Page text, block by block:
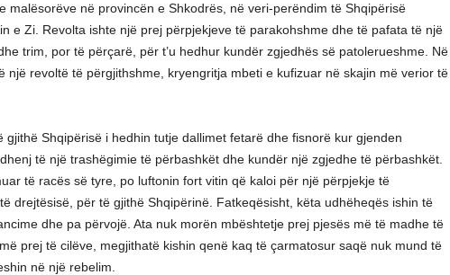
malësorëve në provincën e Shkodrës, në veri-perëndim të Shqipërisë
e Zi. Revolta ishte një prej përpjekjeve të parakohshme dhe të pafata të një
trim, por të përçarë, për t’u hedhur kundër zgjedhës së patolerueshme. Në
një revoltë të përgjithshme, kryengritja mbeti e kufizuar në skajin më verior të
gjithë Shqipërisë i hedhin tutje dallimet fetarë dhe fisnorë kur gjenden
të një trashëgimie të përbashkët dhe kundër një zgjedhe të përbashkët.
të racës së tyre, po luftonin fort vitin që kaloi për një përpjekje të
drejtësisë, për të gjithë Shqipërinë. Fatkeqësisht, këta udhëheqës ishin të
dhe pa përvojë. Ata nuk morën mbështetje prej pjesës më të madhe të
prej të cilëve, megjithatë kishin qenë kaq të çarmatosur saqë nuk mund të
në një rebelim.